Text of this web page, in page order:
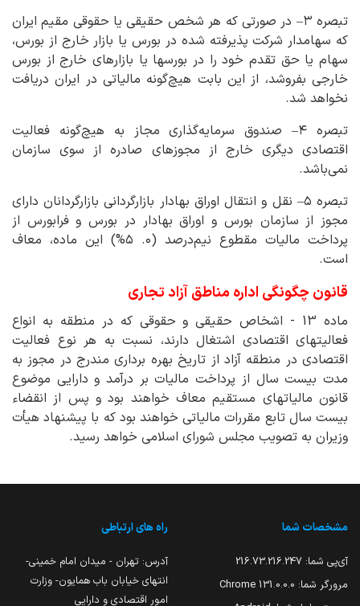
تبصره ۳– در صورتی که هر شخص حقیقی یا حقوقی مقیم ایران
که سهامدار شرکت پذیرفته شده در بورس یا بازار خارج از بورس،
سهام یا حق تقدم خود را در بورسها یا بازارهای خارج از بورس
خارجی بفروشد، از این بابت هیچ‌گونه مالیاتی در ایران دریافت
نخواهد شد.
تبصره ۴– صندوق سرمایه‌گذاری مجاز به هیچ‌گونه فعالیت
اقتصادی دیگری خارج از مجوزهای صادره از سوی سازمان
نمی‌باشد.
تبصره ۵– نقل و انتقال اوراق بهادار بازارگردانی بازارگردانان دارای
مجوز از سازمان بورس و اوراق بهادار در بورس و فرابورس از
پرداخت مالیات مقطوع نیم‌درصد (۰. ۵%) این ماده، معاف
است.
قانون چگونگی اداره مناطق آزاد تجاری
ماده 13 - اشخاص حقیقی و حقوقی که در منطقه به انواع
فعالیتهای اقتصادی اشتغال دارند، نسبت به هر نوع فعالیت
اقتصادی در منطقه آزاد از تاریخ بهره برداری مندرج در مجوز به
مدت بیست سال از پرداخت مالیات بر درآمد و دارایی موضوع
قانون مالیاتهای مستقیم معاف خواهند بود و پس از انقضاء
بیست سال تابع مقررات مالیاتی خواهند بود که با پیشنهاد هیأت
وزیران به تصویب مجلس شورای اسلامی خواهد رسید.
مشخصات شما
آی‌پی شما: 216.73.216.247
مرورگر شما: 131.0.0.0 Chrome
راه های ارتباطی
آدرس: تهران - میدان امام خمینی-
انتهای خیابان باب همایون- وزارت
امور اقتصادی و دارایی